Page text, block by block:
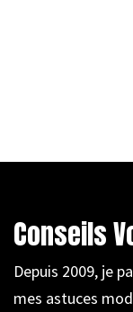
Conseils
Depuis 2009, je
mes astuces